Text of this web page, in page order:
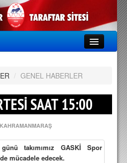
/ GENEL HABERLER
SAAT 15:00
takımımız GASKİ Spor
mücadele edecek.